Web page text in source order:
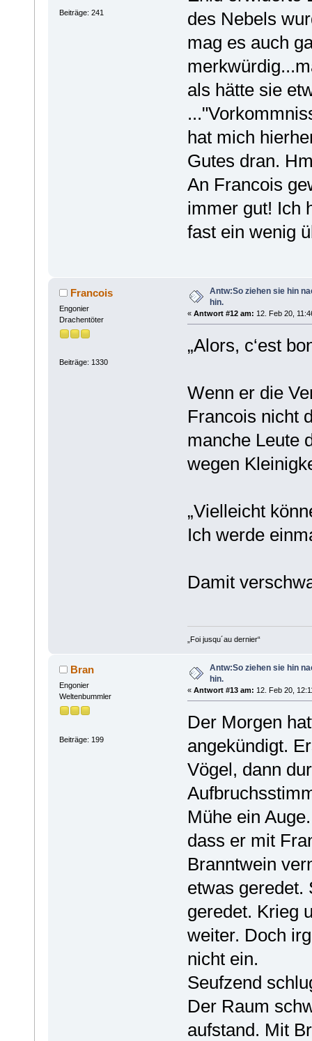
Beiträge: 241
des Nebels
mag es auch
als hätte sie
hat mich
Gutes dran.
An Francois
immer gut! Ich
fast ein wenig
Francois
Engonier
Drachentöter
Beiträge: 1330
Antw:So ziehen sie hin
hin.
« Antwort #12 am: 12. Feb 20,
„Alors, c‘est
Wenn er die
Francois nicht
manche Leute
wegen
„Vielleicht
Ich werde
Damit
„Foi jusqu´au dernier“
Bran
Engonier
Weltenbummler
Beiträge: 199
Antw:So ziehen sie hin
hin.
« Antwort #13 am: 12. Feb 20,
Der Morgen
angekündigt.
Vögel, dann
Mühe ein
dass er mit
Branntwein
etwas geredet.
geredet. Krieg
weiter. Doch
nicht ein.
Seufzend
Der Raum
aufstand. Mit